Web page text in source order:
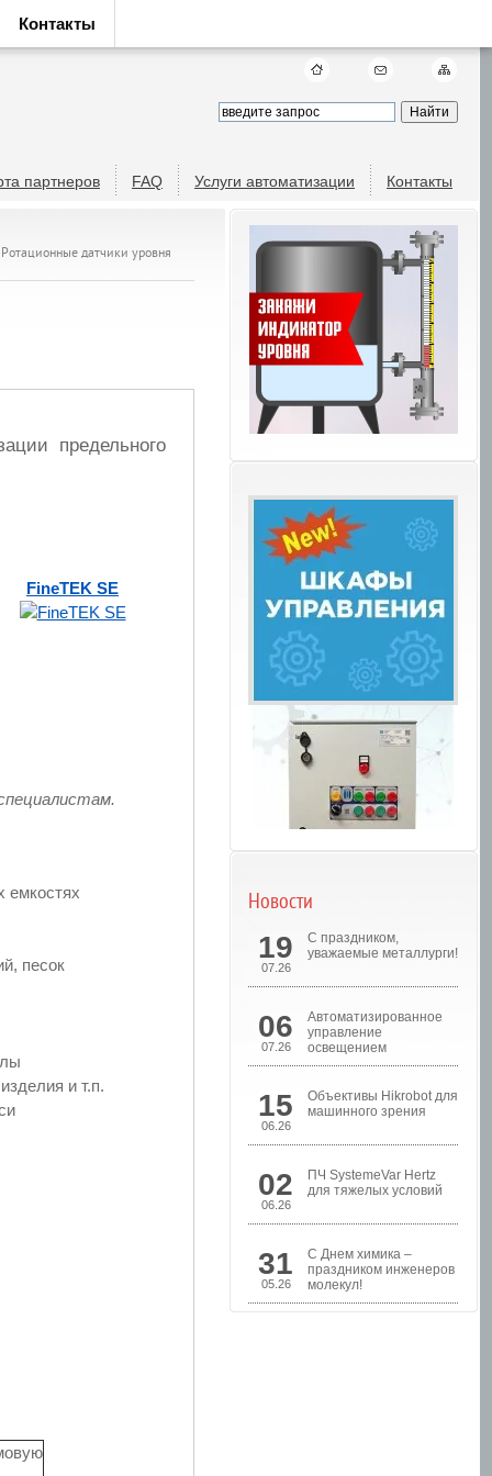
Контакты
партнеров FAQ Услуги автоматизации Контакты
датчики уровня
предельного
FineTEK SE
емкостях
песок
и т.п.
Шкафы управления
насосами
Новости
19
07.26
С праздником,
уважаемые металлурги!
06
07.26
Автоматизированное
управление
освещением
15
06.26
Объективы Hikrobot для
машинного зрения
02
06.26
ПЧ SystemeVar Hertz
для тяжелых условий
31
05.26
С Днем химика –
праздником инженеров
молекул!